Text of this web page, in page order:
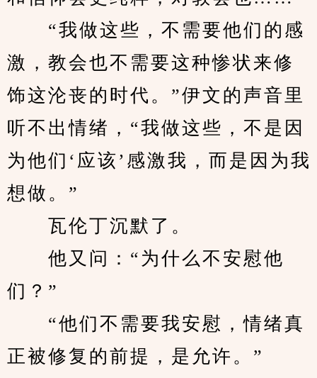
“我做这些，不需要他们的感
激，教会也不需要这种惨状来修
饰这沦丧的时代。”伊文的声音里
听不出情绪，“我做这些，不是因
为他们‘应该’感激我，而是因为我
想做。”
瓦伦丁沉默了。
他又问：“为什么不安慰他
们？”
“他们不需要我安慰，情绪真
正被修复的前提，是允许。”